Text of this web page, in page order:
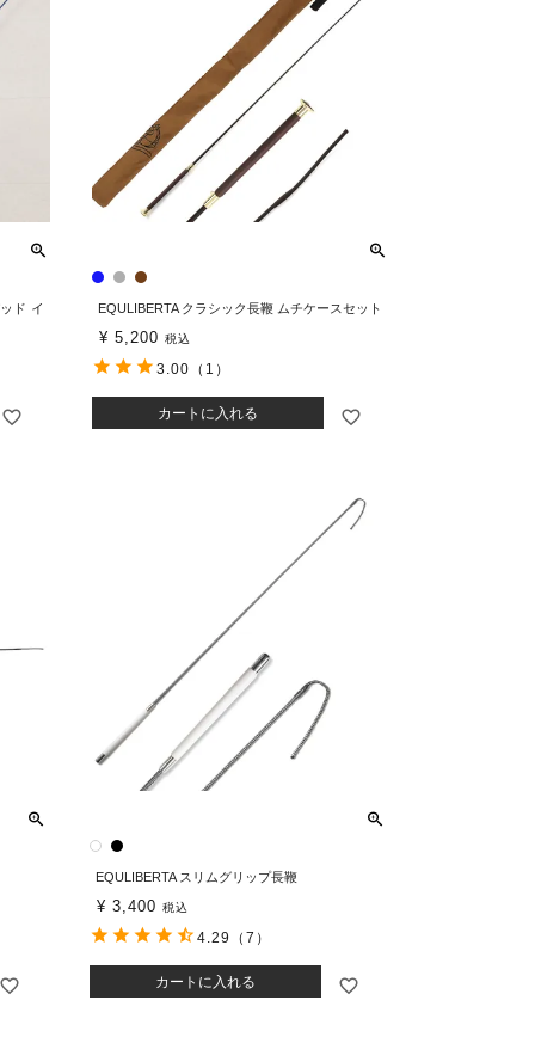
ド イ EQULIBERTA クラシック長鞭 ムチケースセット
¥ 5,200 税込
カートに入れる
3.00 （1）
EQULIBERTA スリムグリップ長鞭
¥ 3,400 税込
カートに入れる
4.29 （7）